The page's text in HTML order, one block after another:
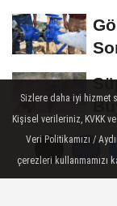
Sizlere daha iyi hizmet
Kişisel verileriniz, KVKK
Veri Politikamızı /
çerezleri kullanmamızı